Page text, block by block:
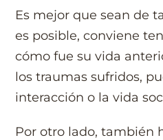
Es mejor que sean de
es posible, conviene
cómo fue su vida
los traumas sufridos,
interacción o la vida
Por otro lado, también